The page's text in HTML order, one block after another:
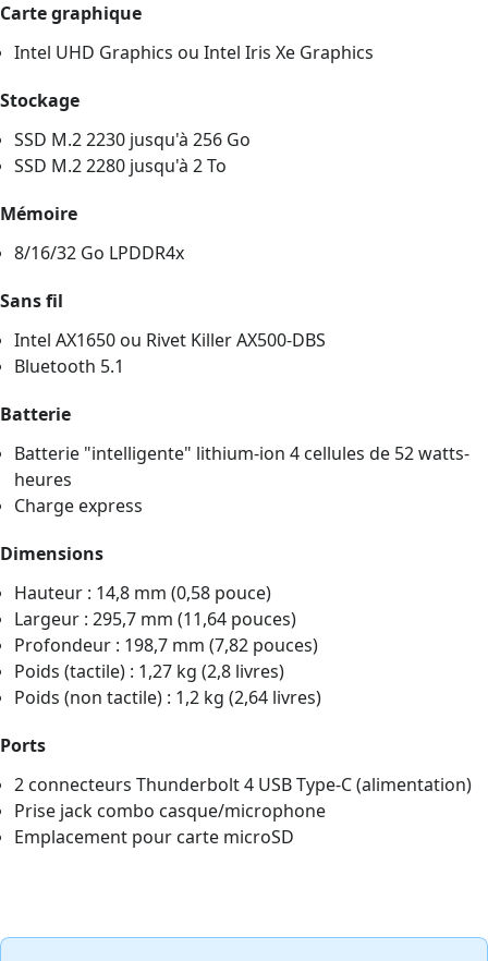
Carte graphique
Intel UHD Graphics ou Intel Iris Xe Graphics
Stockage
SSD M.2 2230 jusqu'à 256 Go
SSD M.2 2280 jusqu'à 2 To
Mémoire
8/16/32 Go LPDDR4x
Sans fil
Intel AX1650 ou Rivet Killer AX500-DBS
Bluetooth 5.1
Batterie
Batterie "intelligente" lithium-ion 4 cellules de 52 watts-
heures
Charge express
Dimensions
Hauteur : 14,8 mm (0,58 pouce)
Largeur : 295,7 mm (11,64 pouces)
Profondeur : 198,7 mm (7,82 pouces)
Poids (tactile) : 1,27 kg (2,8 livres)
Poids (non tactile) : 1,2 kg (2,64 livres)
Ports
2 connecteurs Thunderbolt 4 USB Type-C (alimentation)
Prise jack combo casque/microphone
Emplacement pour carte microSD